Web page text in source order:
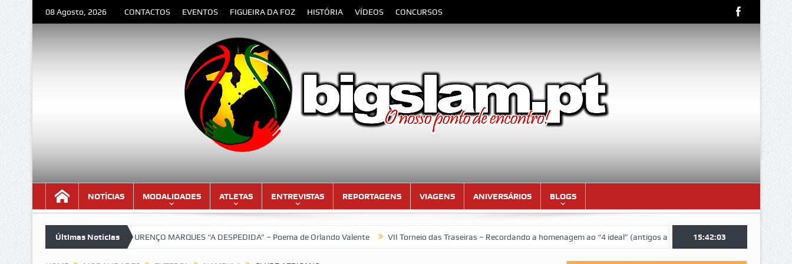
08 Agosto, 2026 CONTACTOS EVENTOS FIGUEIRA DA FOZ HISTÓRIA VÍDEOS CONCURSOS
NOTÍCIAS MODALIDADES ATLETAS ENTREVISTAS REPORTAGENS VIAGENS ANIVERSÁRIOS BLOGS
Últimas Notícias
versão lindíssima!!! LOURENÇO MARQUES “A DESPEDIDA” – Poema de Orlando Valente VII Torneio das Traseiras – Recordando a homenagem ao “4 ideal” (antigos atletas “moçambicanos” do GCF da época
15:42:04